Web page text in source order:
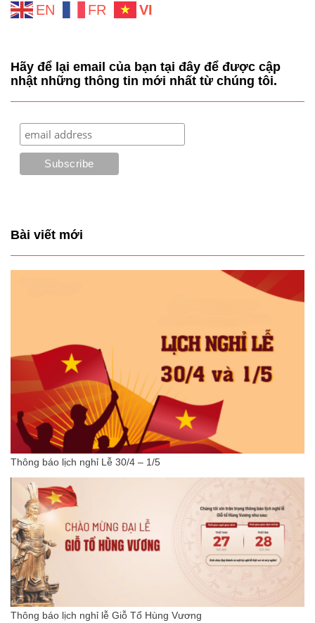
EN FR VI
Hãy để lại email của bạn tại đây để được cập
nhật những thông tin mới nhất từ chúng tôi.
Bài viết mới
Thông báo lịch nghỉ Lễ 30/4 – 1/5
Thông báo lịch nghỉ lễ Giỗ Tổ Hùng Vương